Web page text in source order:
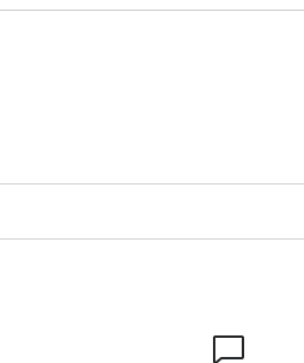
접대 의혹 심판 조사"
서 헤엄친 구렁이 '소동'
68분만 뛰고 슈팅 0개
입단식…'전례 없는 특급대우'
로 본 폭염 저감시설 '온도차'